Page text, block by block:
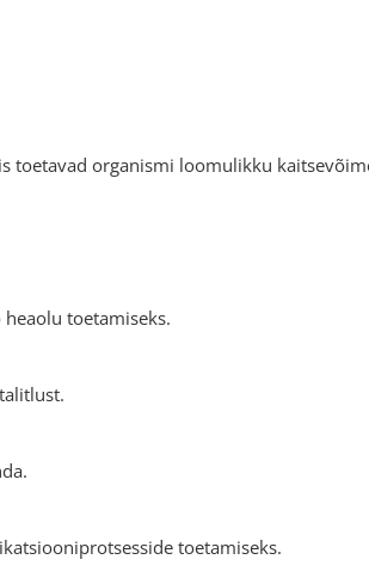
toetavad organismi loomulikku
toetamiseks.
toetamiseks.